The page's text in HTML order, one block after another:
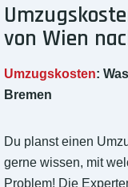
von Wien
Umzugskosten:
Bremen
Du planst einen
gerne wissen, mit
Problem! Die